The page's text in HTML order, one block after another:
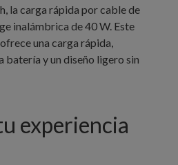
la carga rápida por cable de
inalámbrica de 40 W. Este
una carga rápida,
batería y un diseño ligero sin
experiencia